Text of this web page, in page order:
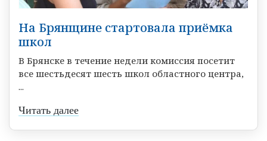
На Брянщине стартовала приёмка
школ
В Брянске в течение недели комиссия посетит
все шестьдесят шесть школ областного центра,
...
Читать далее